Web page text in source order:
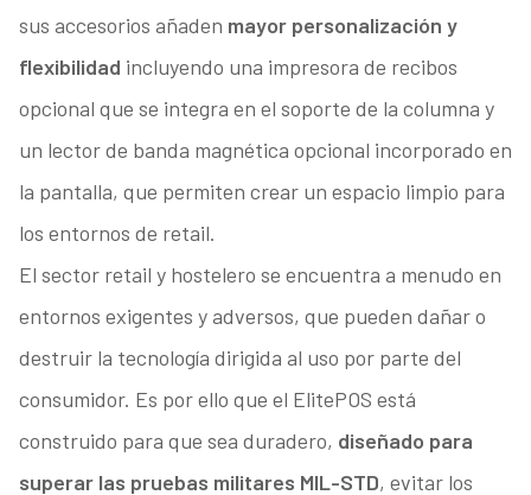
sus accesorios añaden mayor personalización y
flexibilidad incluyendo una impresora de recibos
opcional que se integra en el soporte de la columna y
un lector de banda magnética opcional incorporado en
la pantalla, que permiten crear un espacio limpio para
los entornos de retail.
El sector retail y hostelero se encuentra a menudo en
entornos exigentes y adversos, que pueden dañar o
destruir la tecnología dirigida al uso por parte del
consumidor. Es por ello que el ElitePOS está
construido para que sea duradero, diseñado para
superar las pruebas militares MIL-STD, evitar los